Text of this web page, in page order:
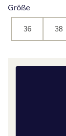
Größe
36 38